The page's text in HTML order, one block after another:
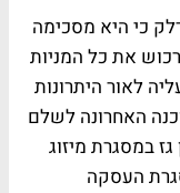
כי היא מסכימה
את כל המניות
לאור היתרונות
האחרונה לשלם
במסגרת מיזוג
העסקה